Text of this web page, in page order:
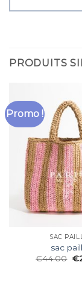
PRODUITS
Promo !
SAC
sac
€44.00 €